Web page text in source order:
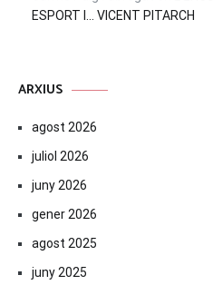
ESPORT I… VICENT PITARCH
ARXIUS
agost 2026
juliol 2026
juny 2026
gener 2026
agost 2025
juny 2025